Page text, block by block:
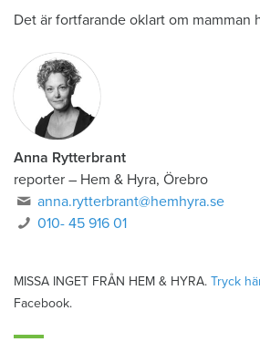
Det är fortfarande oklart om mamman
Anna Rytterbrant
reporter – Hem & Hyra, Örebro
anna.rytterbrant@hemhyra.se
010- 45 916 01
MISSA INGET FRÅN HEM & HYRA. Tryck
Facebook.